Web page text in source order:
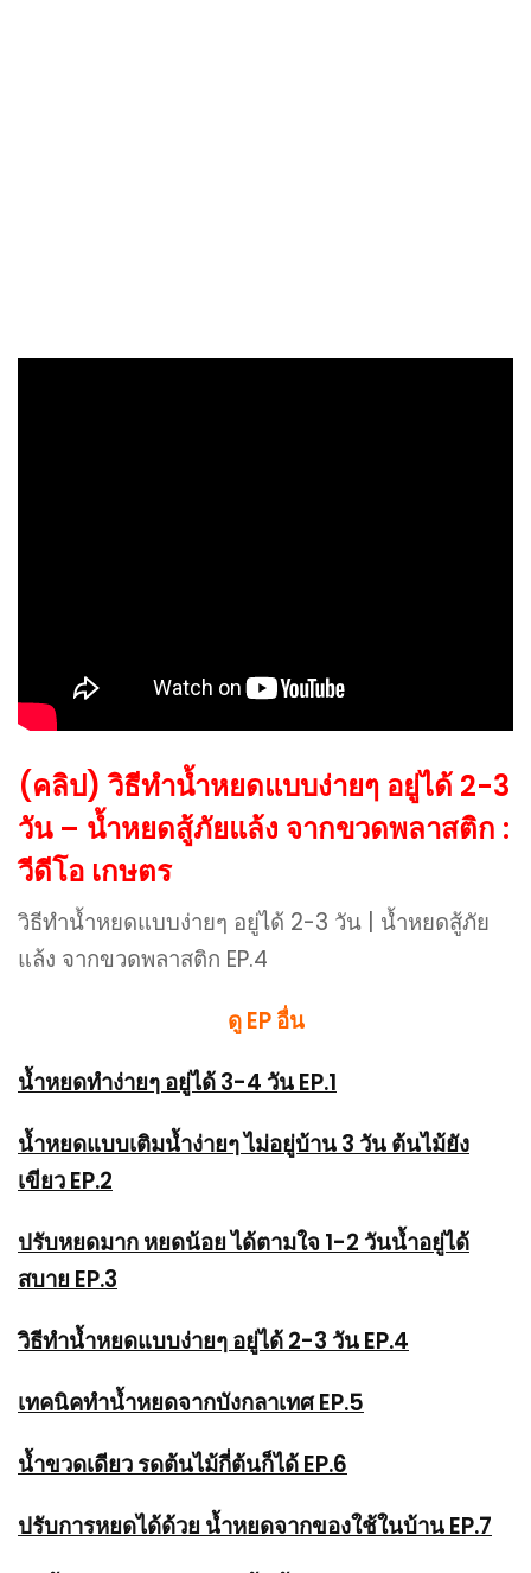
(คลิป) วิธีทำน้ำหยดแบบง่ายๆ อยู่ได้ 2-3
วัน – น้ำหยดสู้ภัยแล้ง จากขวดพลาสติก :
วีดีโอ เกษตร
วิธีทำน้ำหยดแบบง่ายๆ อยู่ได้ 2-3 วัน | น้ำหยดสู้ภัย
แล้ง จากขวดพลาสติก EP.4
ดู EP อื่น
น้ำหยดทำง่ายๆ อยู่ได้ 3-4 วัน EP.1
น้ำหยดแบบเติมน้ำง่ายๆ ไม่อยู่บ้าน 3 วัน ต้นไม้ยัง
เขียว EP.2
ปรับหยดมาก หยดน้อย ได้ตามใจ 1-2 วันน้ำอยู่ได้
สบาย EP.3
วิธีทำน้ำหยดแบบง่ายๆ อยู่ได้ 2-3 วัน EP.4
เทคนิคทำน้ำหยดจากบังกลาเทศ EP.5
น้ำขวดเดียว รดต้นไม้กี่ต้นก็ได้ EP.6
ปรับการหยดได้ด้วย น้ำหยดจากของใช้ในบ้าน EP.7